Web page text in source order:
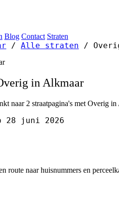
Blog Contact Straten
/ Alle straten /
in Alkmaar
naar 2 straatpagina's met Overig
28 juni 2026
route naar huisnummers en